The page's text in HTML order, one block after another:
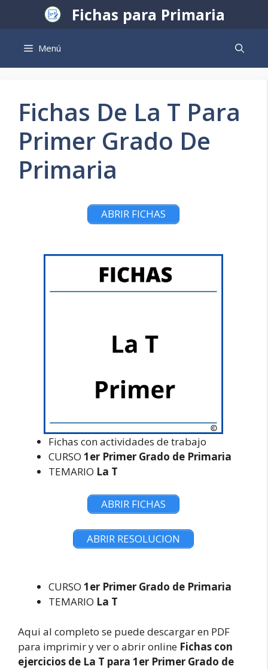
Fichas para Primaria
Menú
Fichas De La T Para
Primer Grado De
Primaria
ABRIR FICHAS
Fichas con actividades de trabajo
CURSO 1er Primer Grado de Primaria
TEMARIO La T
ABRIR FICHAS
ABRIR RESOLUCION
CURSO 1er Primer Grado de Primaria
TEMARIO La T
Aqui al completo se puede descargar en PDF
para imprimir y ver o abrir online Fichas con
ejercicios de La T para 1er Primer Grado de